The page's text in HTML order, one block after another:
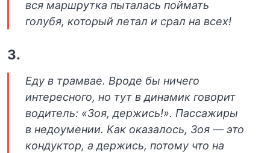
вся маршрутка пыталась поймать
голубя, который летал и срал на всех!
3.
Еду в трамвае. Вроде бы ничего
интересного, но тут в динамик говорит
водитель: «Зоя, держись!». Пассажиры
в недоумении. Как оказалось, Зоя — это
кондуктор, а держись, потому что на